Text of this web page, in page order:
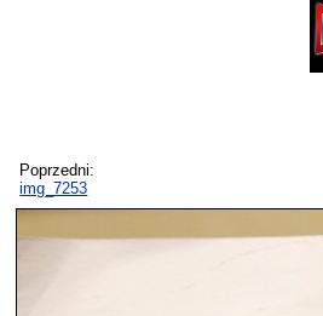
Poprzedni:
img_7253